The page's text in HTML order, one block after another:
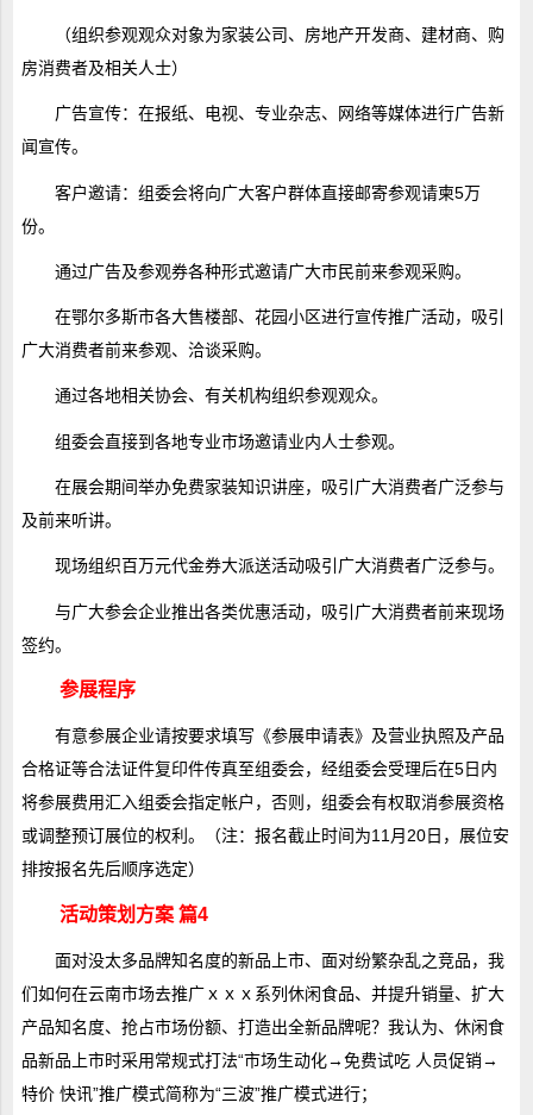
（组织参观观众对象为家装公司、房地产开发商、建材商、购
房消费者及相关人士）
广告宣传：在报纸、电视、专业杂志、网络等媒体进行广告新
闻宣传。
客户邀请：组委会将向广大客户群体直接邮寄参观请柬5万
份。
通过广告及参观券各种形式邀请广大市民前来参观采购。
在鄂尔多斯市各大售楼部、花园小区进行宣传推广活动，吸引
广大消费者前来参观、洽谈采购。
通过各地相关协会、有关机构组织参观观众。
组委会直接到各地专业市场邀请业内人士参观。
在展会期间举办免费家装知识讲座，吸引广大消费者广泛参与
及前来听讲。
现场组织百万元代金券大派送活动吸引广大消费者广泛参与。
与广大参会企业推出各类优惠活动，吸引广大消费者前来现场
签约。
参展程序
有意参展企业请按要求填写《参展申请表》及营业执照及产品
合格证等合法证件复印件传真至组委会，经组委会受理后在5日内
将参展费用汇入组委会指定帐户，否则，组委会有权取消参展资格
或调整预订展位的权利。（注：报名截止时间为11月20日，展位安
排按报名先后顺序选定）
活动策划方案 篇4
面对没太多品牌知名度的新品上市、面对纷繁杂乱之竞品，我
们如何在云南市场去推广ｘｘｘ系列休闲食品、并提升销量、扩大
产品知名度、抢占市场份额、打造出全新品牌呢？我认为、休闲食
品新品上市时采用常规式打法“市场生动化→免费试吃 人员促销→
特价 快讯”推广模式简称为“三波”推广模式进行；